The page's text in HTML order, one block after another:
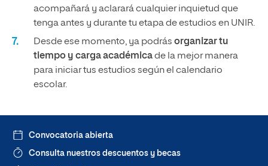
acompañará y aclarará cualquier inquietud que
tenga antes y durante tu etapa de estudios en UNIR.
Desde ese momento, ya podrás organizar tu
tiempo y carga académicade la mejor manera
para iniciar tus estudios según el calendario
escolar.
Convocatoria abierta
Consulta nuestros descuentos y becas